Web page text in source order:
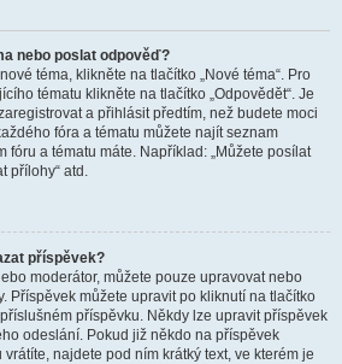
nebo poslat odpověď?
téma, klikněte na tlačítko „Nové téma“. Pro
tématu klikněte na tlačítko „Odpovědět“. Je
a přihlásit předtím, než budete moci
fóra a tématu můžete najít seznam
fóru a tématu máte. Například: „Můžete posílat
přílohy“ atd.
příspěvek?
moderátor, můžete pouze upravovat nebo
Příspěvek můžete upravit po kliknutí na tlačítko
příspěvku. Někdy lze upravit příspěvek
odeslání. Pokud již někdo na příspěvek
najdete pod ním krátký text, ve kterém je